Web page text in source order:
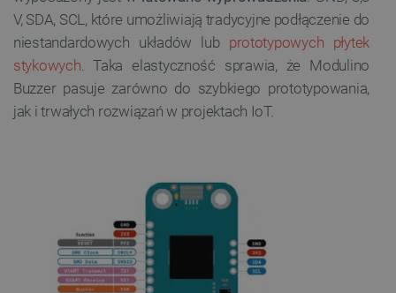
V, SDA, SCL, które umożliwiają tradycyjne podłączenie do
niestandardowych układów lub prototypowych płytek
stykowych . Taka elastyczność sprawia, że Modulino
Buzzer pasuje zarówno do szybkiego prototypowania,
jak i trwałych rozwiązań w projektach IoT.